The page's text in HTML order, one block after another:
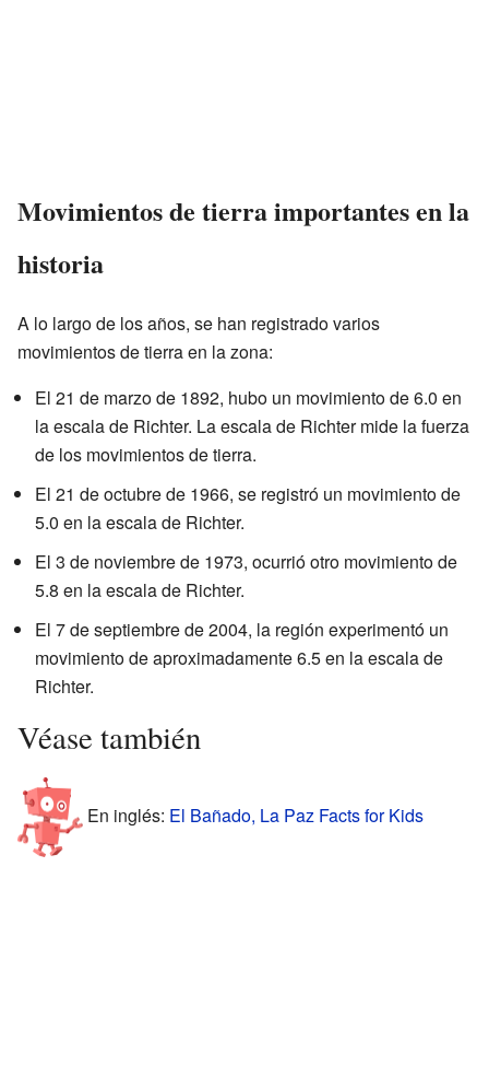
Movimientos de tierra importantes en la
historia
A lo largo de los años, se han registrado varios
movimientos de tierra en la zona:
El 21 de marzo de 1892, hubo un movimiento de 6.0 en
la escala de Richter. La escala de Richter mide la fuerza
de los movimientos de tierra.
El 21 de octubre de 1966, se registró un movimiento de
5.0 en la escala de Richter.
El 3 de noviembre de 1973, ocurrió otro movimiento de
5.8 en la escala de Richter.
El 7 de septiembre de 2004, la región experimentó un
movimiento de aproximadamente 6.5 en la escala de
Richter.
Véase también
En inglés: El Bañado, La Paz Facts for Kids